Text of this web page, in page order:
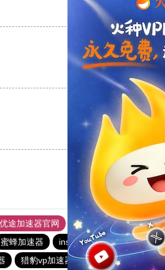
优途加速器官网 风驰加速器 旋风加
蜜蜂加速器 instagram免费加速器
猎豹vp加速器官网 雷霆加器速